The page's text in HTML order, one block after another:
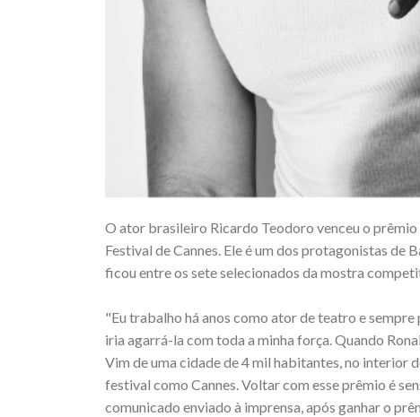
O ator brasileiro Ricardo Teodoro venceu o
Festival de Cannes. Ele é um dos protagonistas
ficou entre os sete selecionados da mostra
"Eu trabalho há anos como ator de teatro e
iria agarrá-la com toda a minha força. Quando
Vim de uma cidade de 4 mil habitantes, no interior
festival como Cannes. Voltar com esse prêmio é
comunicado enviado à imprensa, após ganhar o